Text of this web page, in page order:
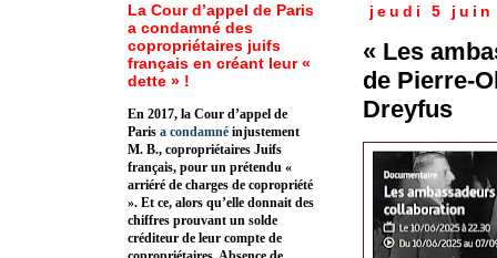
jeudi 5 juin
« Les
de Pierre-
Dreyfus
La Cour d’appel de Paris
a condamné des
copropriétaires juifs
français en créant leur «
dette » !
En 2017, la Cour d’appel de
Paris a condamné injustement
M. B., copropriétaires Juifs
français, pour un prétendu «
arriéré de charges de copropriété
». Et ce, alors qu’elle donnait des
chiffres prouvant un solde
créditeur de leur compte de